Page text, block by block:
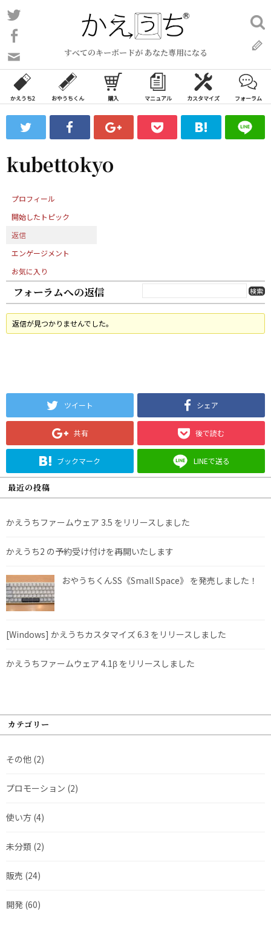
コ
ン
ン
ツ
ス
ッ
プ
すべてのキーボードが あなた専用になる
い
合
わ
フ
ォ
ム
検
索:
かえうち2 おやうちくん 購入 マニュアル カスタマイズ フォーラム
kubettokyo
プロフィール
開始したトピック
返信
エンゲージメント
お気に入り
フォーラムへの返信
返信が見つかりませんでした。
ツイート シェア
共有 後で読む
ブックマーク LINEで送る
最近の投稿
かえうちファームウェア 3.5 をリリースしました
かえうち2 の予約受け付けを再開いたします
おやうちくんSS《Small Space》 を発売しました！
[Windows] かえうちカスタマイズ 6.3 をリリースしました
かえうちファームウェア 4.1β をリリースしました
カテゴリー
その他 (2)
プロモーション (2)
使い方 (4)
未分類 (2)
販売 (24)
開発 (60)